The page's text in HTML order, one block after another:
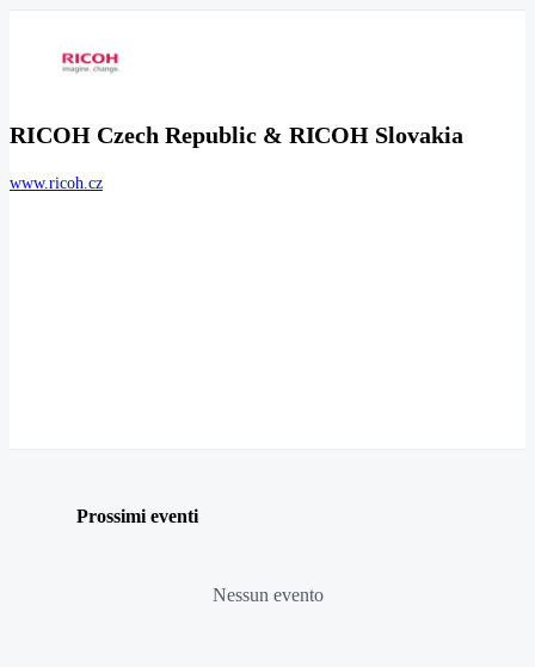
RICOH Czech Republic & RICOH Slovakia
www.ricoh.cz
Prossimi eventi
Nessun evento